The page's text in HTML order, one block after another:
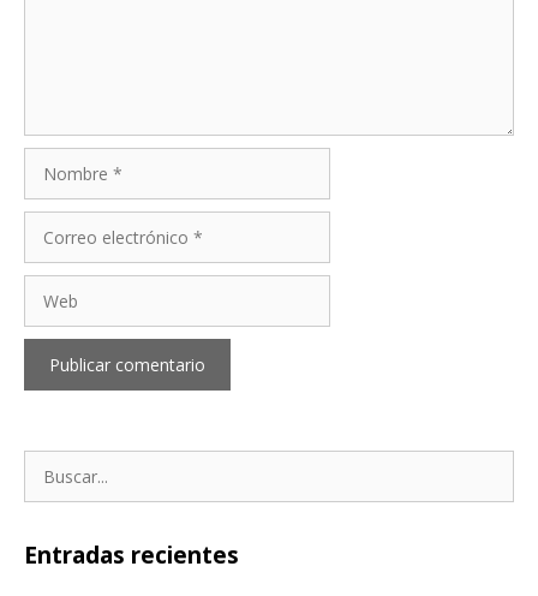
electrónico
Entradas recientes